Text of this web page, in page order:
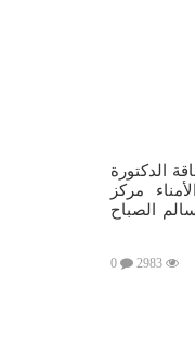
الدكتورة
مركز
الصباح